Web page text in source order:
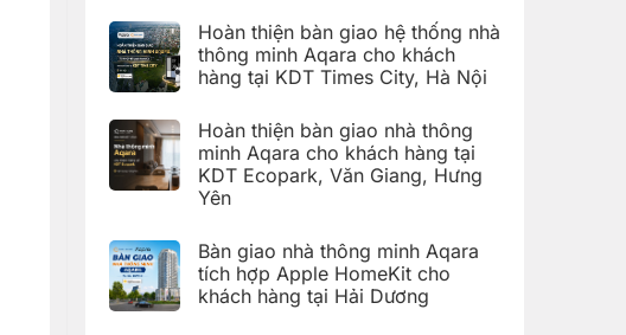
(Aqara
Home
Error
Code)
bình
luận
ở
Hướng
đặt
Giàn
phơi
thông
minh
Aqara
Aqara
Home
Hoàn thiện bàn giao hệ thống nhà
thông minh Aqara cho khách
hàng tại KDT Times City, Hà Nội
bình
luận
ở
Hoàn
thiện
bàn
thống
nhà
thông
minh
Hoàn thiện bàn giao nhà thông
minh Aqara cho khách hàng tại
KDT Ecopark, Văn Giang, Hưng
Yên
bình
luận
ở
Hoàn
Bàn giao nhà thông minh Aqara
tích hợp Apple HomeKit cho
khách hàng tại Hải Dương